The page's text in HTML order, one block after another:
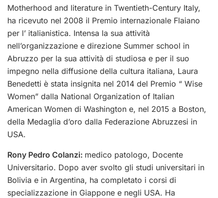
Motherhood and literature in Twentieth-Century Italy,
ha ricevuto nel 2008 il Premio internazionale Flaiano
per l’ italianistica. Intensa la sua attività
nell’organizzazione e direzione Summer school in
Abruzzo per la sua attività di studiosa e per il suo
impegno nella diffusione della cultura italiana, Laura
Benedetti è stata insignita nel 2014 del Premio “ Wise
Women” dalla National Organization of Italian
American Women di Washington e, nel 2015 a Boston,
della Medaglia d’oro dalla Federazione Abruzzesi in
USA.
Rony Pedro Colanzi: medico patologo, Docente
Universitario. Dopo aver svolto gli studi universitari in
Bolivia e in Argentina, ha completato i corsi di
specializzazione in Giappone e negli USA. Ha